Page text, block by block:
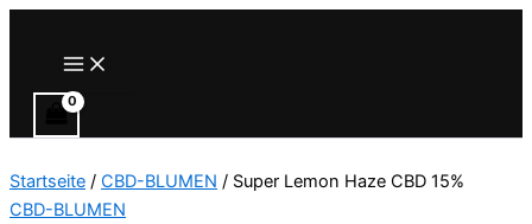
Main
Menu
Startseite / CBD-BLUMEN / Super Lemon Haze CBD 15%
CBD-BLUMEN